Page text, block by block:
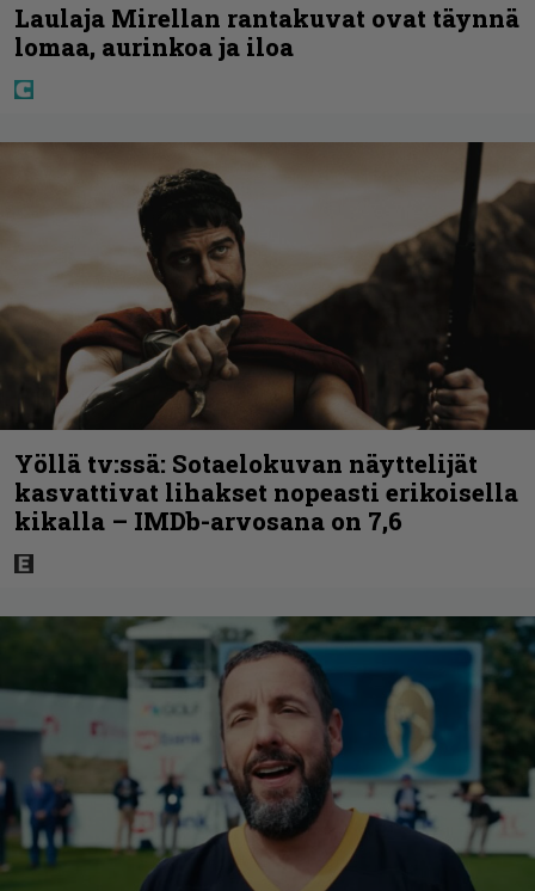
Laulaja Mirellan rantakuvat ovat täynnä
lomaa, aurinkoa ja iloa
Yöllä tv:ssä: Sotaelokuvan näyttelijät
kasvattivat lihakset nopeasti erikoisella
kikalla – IMDb-arvosana on 7,6